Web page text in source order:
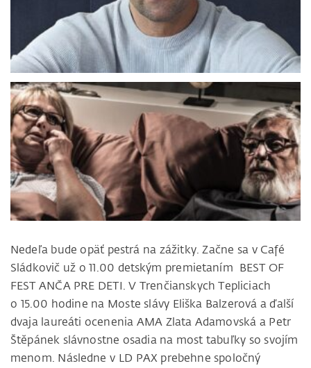
Nedeľa bude opäť pestrá na zážitky. Začne sa v Café
Sládkovič už o 11.00 detským premietaním BEST OF
FEST ANČA PRE DETI. V Trenčianskych Tepliciach
o 15.00 hodine na Moste slávy Eliška Balzerová a ďalší
dvaja laureáti ocenenia AMA Zlata Adamovská a Petr
Štěpánek slávnostne osadia na most tabuľky so svojím
menom. Následne v LD PAX prebehne spoločný